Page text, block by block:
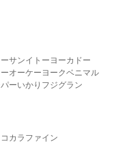
サンイトーヨーカドー
オーケー ヨークベニマル
ーいかり フジグラン
コカラファイン